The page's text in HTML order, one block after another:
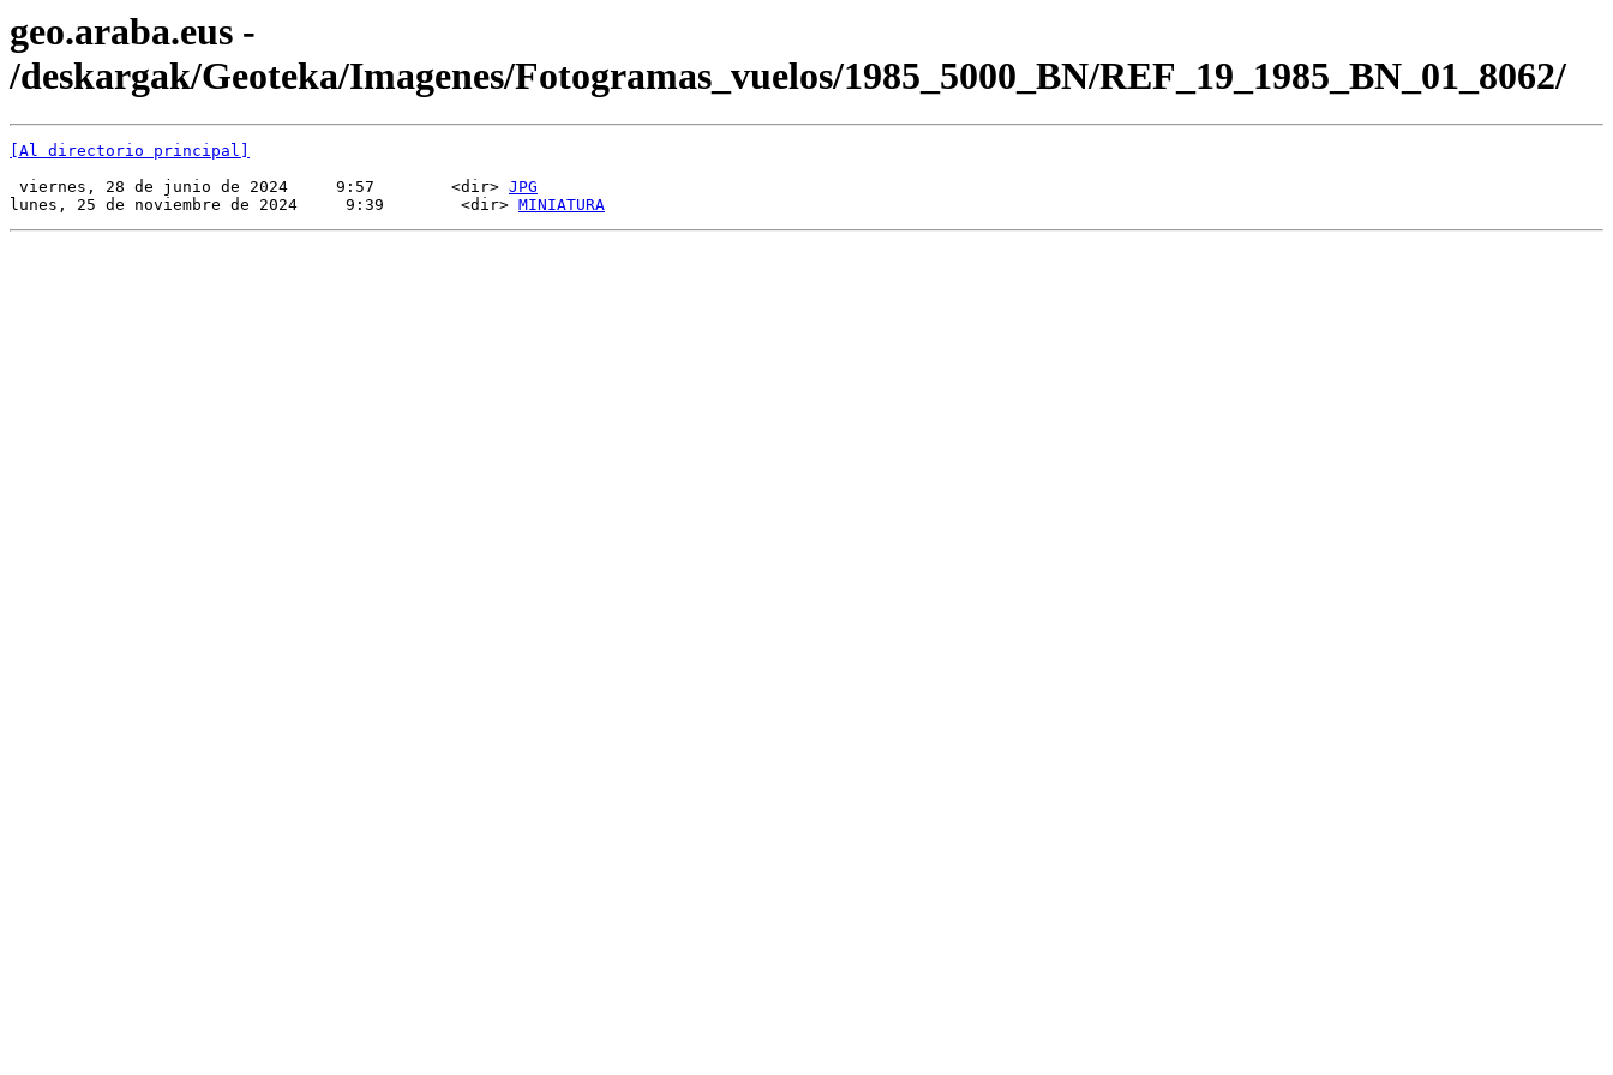
geo.araba.eus -
/deskargak/Geoteka/Imagenes/Fotogramas_vuelos/1985_5000_BN/REF_19_1985_BN_01_8062/
[Al directorio principal]
viernes, 28 de junio de 2024     9:57        <dir> JPG
lunes, 25 de noviembre de 2024     9:39        <dir> MINIATURA